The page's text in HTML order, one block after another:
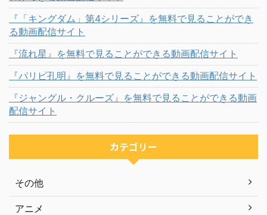
『「キングダム」第4シリーズ』を無料で見ることができ
る動画配信サイト
『流れ星』を無料で見ることができる動画配信サイト
『パリピ孔明』を無料で見ることができる動画配信サイト
『ジャングル・クルーズ』を無料で見ることができる動画
配信サイト
カテゴリー
その他
アニメ